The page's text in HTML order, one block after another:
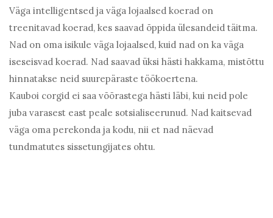
Väga intelligentsed ja väga lojaalsed koerad on
treenitavad koerad, kes saavad õppida ülesandeid täitma.
Nad on oma isikule väga lojaalsed, kuid nad on ka väga
iseseisvad koerad. Nad saavad üksi hästi hakkama, mistõttu
hinnatakse neid suurepäraste töökoertena.
Kauboi corgid ei saa võõrastega hästi läbi, kui neid pole
juba varasest east peale sotsialiseerunud. Nad kaitsevad
väga oma perekonda ja kodu, nii et nad näevad
tundmatutes sissetungijates ohtu.